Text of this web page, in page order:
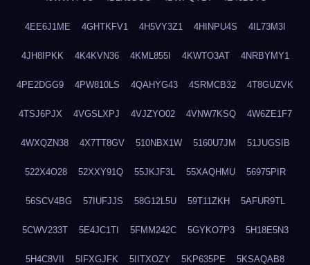
4EE6J1ME 4GHTKFV1 4H5VY3Z1 4HINPU4S 4IL73M3I
4JH8IPKK 4K4KVN36 4KML855I 4KWTO3AT 4NRBYMY1
4PE2DGG9 4PW810LS 4QAHYG43 4SRMCB32 4T8GUZVK
4TSJ6PJX 4VGSLXPJ 4VJZYO02 4VNW7KSQ 4W6ZE1F7
4WXQZN38 4X7TT8GV 510NBX1W 5160U7JM 51JUGSIB
522X4O28 52XXY91Q 55JKJF3L 55XAQHMU 56975PIR
56SCV4BG 57IUFJJS 58G12L5U 59T11ZKH 5AFUR9TL
5CWV233T 5E4JC1TI 5FMM242C 5GYKO7P3 5H18E5N3
5H4C8VII 5IFXGJFK 5IITXOZY 5KP635PE 5KSAQAB8